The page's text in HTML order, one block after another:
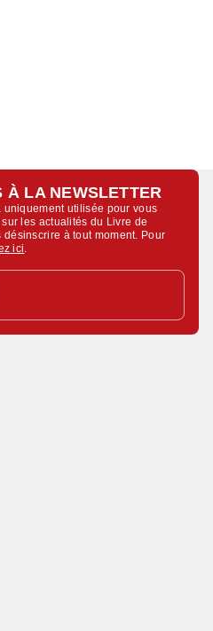
À LA NEWSLETTER
uniquement utilisée pour vous
les actualités du Livre de
désinscrire à tout moment. Pour
ici